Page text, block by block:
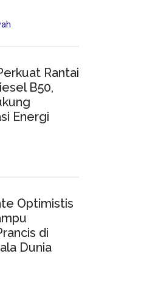
Rantai
B50,
Energi
Optimistis
di
Dunia